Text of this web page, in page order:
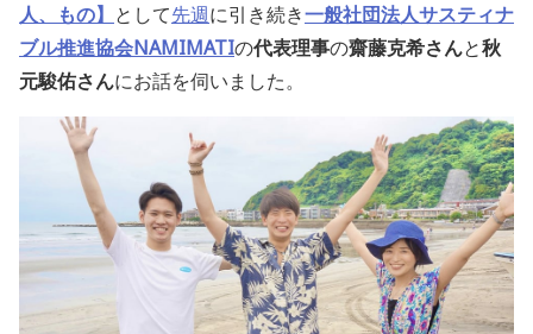
人、もの】 として先週に引き続き一般社団法人サスティナ
ブル推進協会NAMIMATIの代表理事の齋藤克希さんと秋
元駿佑さんにお話を伺いました。